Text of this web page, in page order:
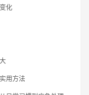
化
用方法